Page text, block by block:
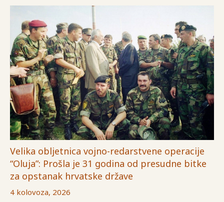
Velika obljetnica vojno-redarstvene operacije
“Oluja”: Prošla je 31 godina od presudne bitke
za opstanak hrvatske države
4 kolovoza, 2026